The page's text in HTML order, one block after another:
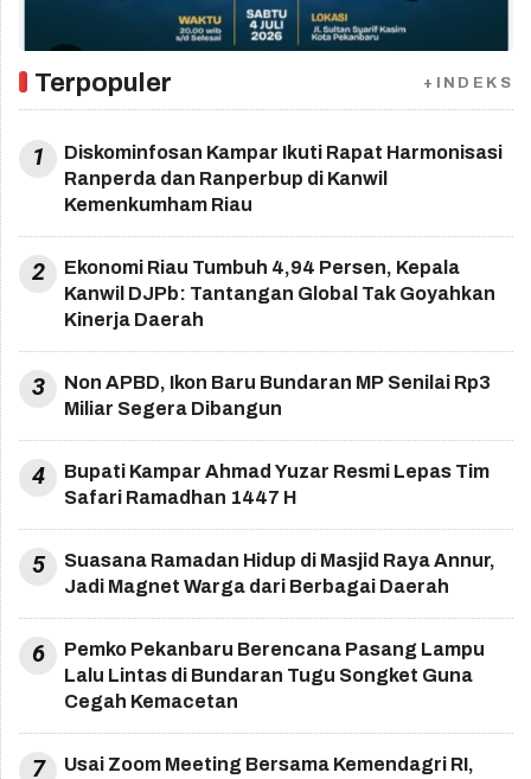
Terpopuler +INDEKS
1
Diskominfosan Kampar Ikuti Rapat Harmonisasi
Ranperda dan Ranperbup di Kanwil
Kemenkumham Riau
2
Ekonomi Riau Tumbuh 4,94 Persen, Kepala
Kanwil DJPb: Tantangan Global Tak Goyahkan
Kinerja Daerah
3
Non APBD, Ikon Baru Bundaran MP Senilai Rp3
Miliar Segera Dibangun
4
Bupati Kampar Ahmad Yuzar Resmi Lepas Tim
Safari Ramadhan 1447 H
5
Suasana Ramadan Hidup di Masjid Raya Annur,
Jadi Magnet Warga dari Berbagai Daerah
6
Pemko Pekanbaru Berencana Pasang Lampu
Lalu Lintas di Bundaran Tugu Songket Guna
Cegah Kemacetan
7 Usai Zoom Meeting Bersama Kemendagri RI,